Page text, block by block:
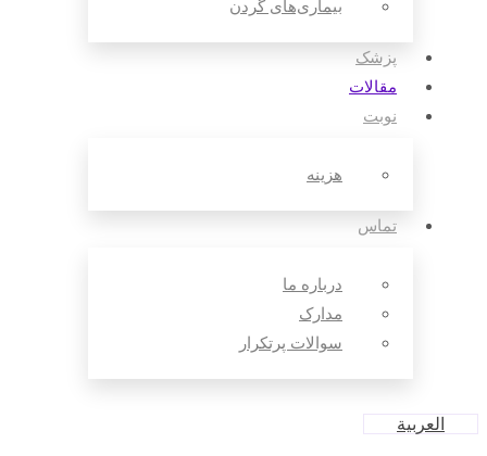
بیماری‌های گردن
پزشک
مقالات‌
نوبت
هزینه
تماس
درباره ما
مدارک
سوالات پرتکرار
العربية